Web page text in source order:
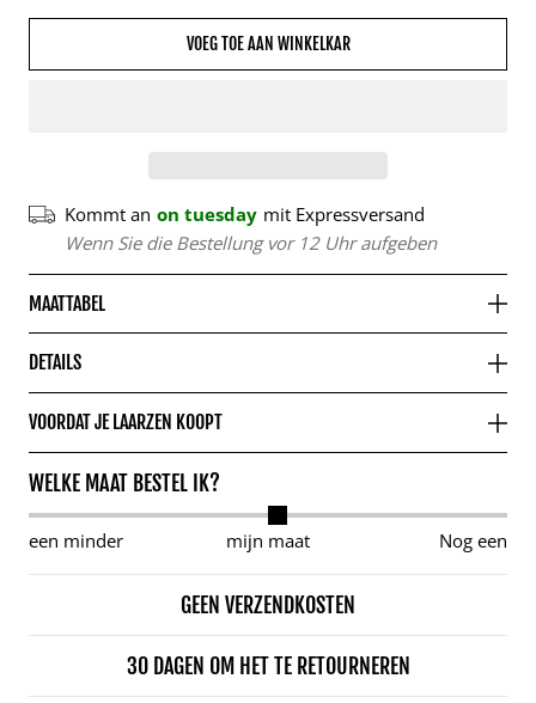
VOEG TOE AAN WINKELKAR
Kommt an on tuesday mit Expressversand
Wenn Sie die Bestellung vor 12 Uhr aufgeben
MAATTABEL
DETAILS
VOORDAT JE LAARZEN KOOPT
WELKE MAAT BESTEL IK?
een minder mijn maat Nog een
GEEN VERZENDKOSTEN
30 DAGEN OM HET TE RETOURNEREN